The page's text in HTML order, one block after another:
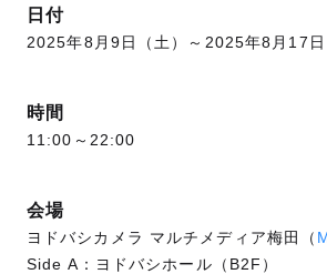
日付
2025年8月9日（土）～2025年8月17日
時間
11:00～22:00
会場
ヨドバシカメラ マルチメディア梅田（
Side A：ヨドバシホール（B2F）